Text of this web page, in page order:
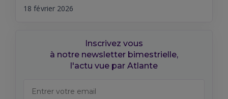
18 février 2026
Inscrivez vous
à notre newsletter bimestrielle,
l'actu vue par Atlante